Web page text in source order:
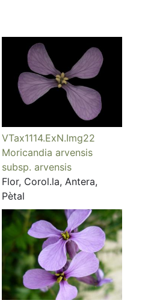
VTax1114.ExN.Img22
Moricandia arvensis
subsp. arvensis
Flor, Corol.la, Antera,
Pètal